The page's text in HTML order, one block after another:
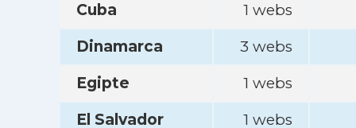
Cuba
1 webs
Dinamarca
3 webs
Egipte
1 webs
El Salvador
1 webs